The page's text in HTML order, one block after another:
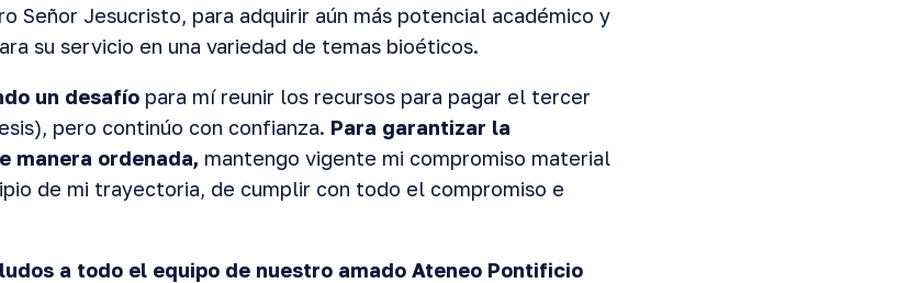
Señor Jesucristo, para adquirir aún más potencial académico y
su servicio en una variedad de temas bioéticos.
un desafío para mí reunir los recursos para pagar el tercer
pero continúo con confianza. Para garantizar la
manera ordenada, mantengo vigente mi compromiso material
de mi trayectoria, de cumplir con todo el compromiso e
a todo el equipo de nuestro amado Ateneo Pontificio